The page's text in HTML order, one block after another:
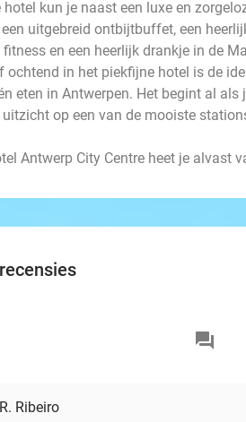
kun je naast een luxe en
uitgebreid ontbijtbuffet, een
en een heerlijk drankje in de
ochtend in het piekfijne hotel is de
eten in Antwerpen. Het begint al
op een van de mooiste
Antwerp City Centre heet je alvast
Ribeiro